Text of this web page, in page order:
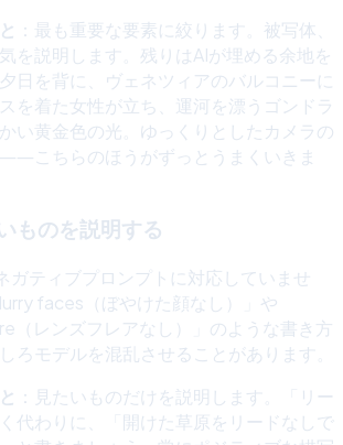
：最も重要な要素に絞ります。被写体、
を説明します。残りはAIが埋める余地を
日を背に、ヴェネツィアのバルコニーに
を着た女性が立ち、運河を漂うゴンドラ
い黄金色の光。ゆっくりとしたカメラの
こちらのほうがずっとうまくいきま
ものを説明する
ティブプロンプトに対応していませ
faces（ぼやけた顔なし）」や
（レンズフレアなし）」のような書き方
ろモデルを混乱させることがあります。
：見たいものだけを説明します。「リー
代わりに、「開けた草原をリードなしで